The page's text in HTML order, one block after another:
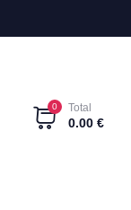
0 Total
0.00 €